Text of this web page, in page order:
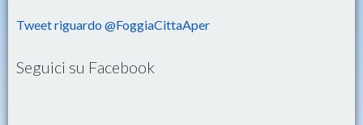
Tweet riguardo @FoggiaCittaAper
Seguici su Facebook